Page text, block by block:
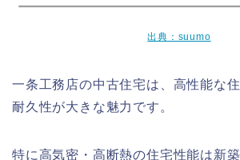
出典：suumo
一条工務店の中古住宅は、高性能な
耐久性が大きな魅力です。
特に高気密・高断熱の住宅性能は新